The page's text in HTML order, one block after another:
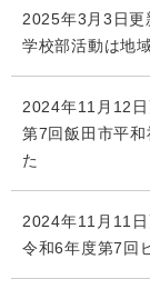
2025年3月3日更
学校部活動は地
2024年11月12
第7回飯田市平
た
2024年11月11
令和6年度第7回